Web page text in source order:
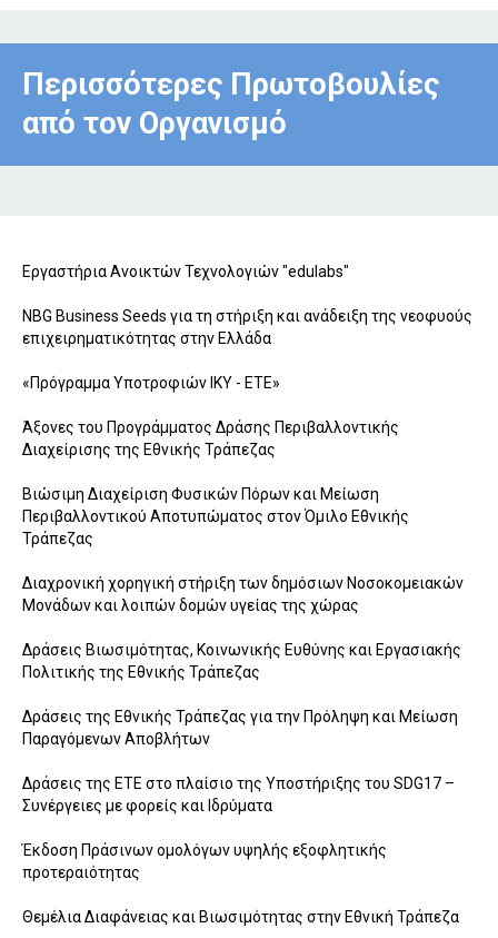
Περισσότερες Πρωτοβουλίες
από τον Οργανισμό
Eργαστήρια Ανοικτών Τεχνολογιών "edulabs"
NBG Business Seeds για τη στήριξη και ανάδειξη της νεοφυούς
επιχειρηματικότητας στην Ελλάδα
«Πρόγραμμα Υποτροφιών ΙΚΥ - ΕΤΕ»
Άξονες του Προγράμματος Δράσης Περιβαλλοντικής
Διαχείρισης της Εθνικής Τράπεζας
Βιώσιμη Διαχείριση Φυσικών Πόρων και Μείωση
Περιβαλλοντικού Αποτυπώματος στον Όμιλο Εθνικής
Τράπεζας
Διαχρονική χορηγική στήριξη των δημόσιων Νοσοκομειακών
Μονάδων και λοιπών δομών υγείας της χώρας
Δράσεις Βιωσιμότητας, Κοινωνικής Ευθύνης και Εργασιακής
Πολιτικής της Εθνικής Τράπεζας
Δράσεις της Εθνικής Τράπεζας για την Πρόληψη και Μείωση
Παραγόμενων Αποβλήτων
Δράσεις της ΕΤΕ στο πλαίσιο της Υποστήριξης του SDG17 –
Συνέργειες με φορείς και Ιδρύματα
Έκδοση Πράσινων ομολόγων υψηλής εξοφλητικής
προτεραιότητας
Θεμέλια Διαφάνειας και Βιωσιμότητας στην Εθνική Τράπεζα